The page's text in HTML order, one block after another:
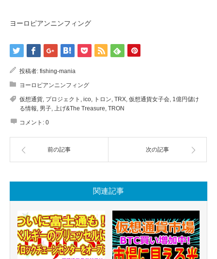
ヨーロピアンニンフィング
投稿者: fishing-mania
ヨーロピアンニンフィング
仮想通貨 プロジェクト ico トロン TRX 仮想通貨女子会 1億円儲け
る情報 男子 上げ&The Treasure TRON
コメント: 0
前の記事 次の記事
関連記事